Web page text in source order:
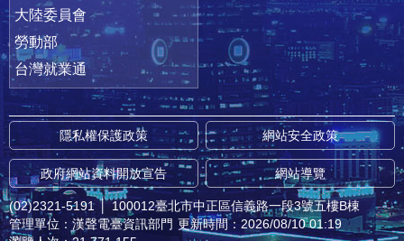
大陸委員會
勞動部
台灣就業通
隱私權保護政策 網站安全政策
政府網站資料開放宣告 網站導覽
(02)2321-5191 │ 100012臺北市中正區信義路一段3號五樓B棟
管理單位：漢聲電臺資訊部門 更新時間：2026/08/10 01:19